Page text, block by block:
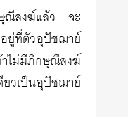
ณีสงฆ์แล้ว จะ
ยู่ที่ตัวอุปัชฌาย์
ไม่มีภิกษุณีสงฆ์
วเป็นอุปัชฌาย์